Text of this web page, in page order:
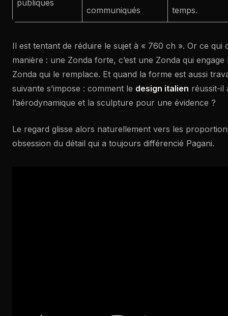
publiques
communiqués temps.
Il est tentant de réduire le sujet à « 760 ch ». Or ce qui
manière : une Zonda forte, c’est une Zonda qui
Zonda qui le remplace. Et quand la forme est aussi
suivante s’impose : comment le design italien réussit-il
l’aérodynamique et la sculpture pour une évidence ?
Le regard glisse alors naturellement vers les
obsession du détail qui a toujours différencié Pagani.